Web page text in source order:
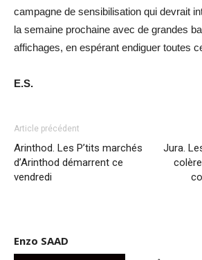
campagne de sensibilisation qui devrait
la semaine prochaine avec de grandes
affichages, en espérant endiguer toutes
E.S.
Article précédent
Arinthod. Les P’tits marchés
d’Arinthod démarrent ce
vendredi
Jura.
Enzo SAAD